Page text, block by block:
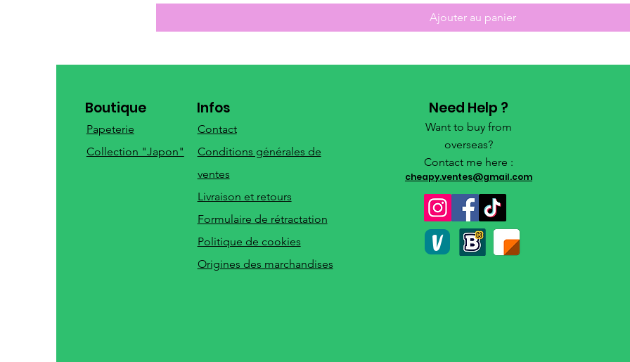
Ajouter au panier
Boutique
Papeterie
Collection "Japon"
Contact
Conditions générales de
ventes
Livraison et retours
Formulaire de rétractation
Politique de cookies
Origines des marchandises
Need Help ?
Want to buy from
overseas?
Contact me here :
cheapy.ventes@gmail.com
Infos